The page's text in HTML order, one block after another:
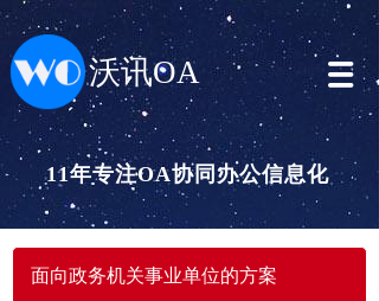
沃讯OA
11年专注OA协同办公信息化
面向政务机关事业单位的方案